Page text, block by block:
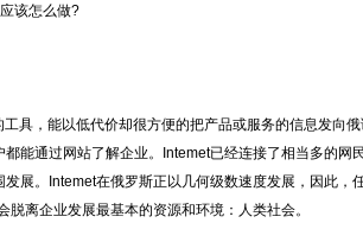
该怎么做?
，能以低代价却很方便的把产品或服务的信息发向俄
能通过网站了解企业。Intemet已经连接了相当多的网民
展。Intemet在俄罗斯正以几何级数速度发展，因此，
离企业发展最基本的资源和环境：人类社会。